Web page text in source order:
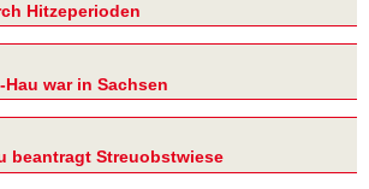
Hitzeperioden
Hau war in Sachsen
beantragt Streuobstwiese